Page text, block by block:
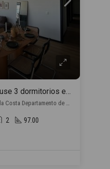
Apartamento Penthouse 3 dormitorios en venta en Barra de Carrasco
, Av. del Parque, Ciudad de la Costa Departamento de Canelones, Uruguay, Barra de Carrasco, Ciudad de la Costa
2 97.00